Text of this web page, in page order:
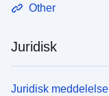
Other
Juridisk
Juridisk meddelelse